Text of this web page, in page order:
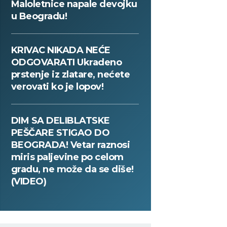
Maloletnice napale devojku
u Beogradu!
KRIVAC NIKADA NEĆE
ODGOVARATI Ukradeno
prstenje iz zlatare, nećete
verovati ko je lopov!
DIM SA DELIBLATSKE
PEŠČARE STIGAO DO
BEOGRADA! Vetar raznosi
miris paljevine po celom
gradu, ne može da se diše!
(VIDEO)